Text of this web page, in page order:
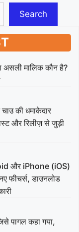
Search
मालिक कौन है?
की धमाकेदार
और रिलीज़ से जुड़ी
और iPhone (iOS)
फीचर्स, डाउनलोड
पागल कहा गया,